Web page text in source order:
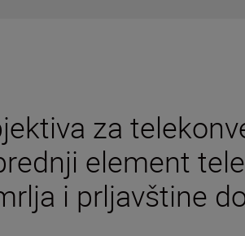
za
element
i prljavštine